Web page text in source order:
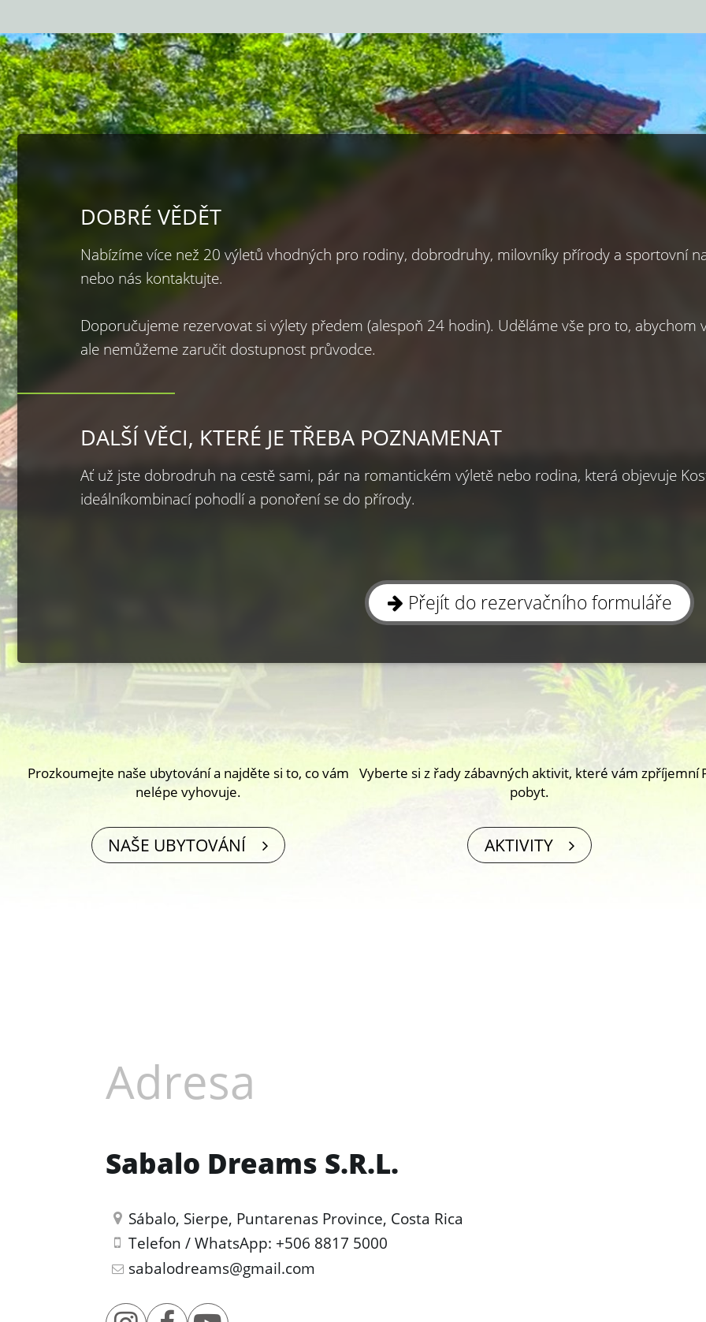
DOBRÉ VĚDĚT
Nabízíme více než 20 výletů vhodných pro rodiny, dobrodruhy, milovníky přírody a sportovní
nebo nás kontaktujte.
Doporučujeme rezervovat si výlety předem (alespoň 24 hodin). Uděláme vše pro to, abychom
ale nemůžeme zaručit dostupnost průvodce.
DALŠÍ VĚCI, KTERÉ JE TŘEBA POZNAMENAT
Ať už jste dobrodruh na cestě sami, pár na romantickém výletě nebo rodina, která objevuje
ideálníkombinací pohodlí a ponoření se do přírody.
Přejít do rezervačního formuláře
Prozkoumejte naše ubytování a najděte si to, co vám
nelépe vyhovuje.
NAŠE UBYTOVÁNÍ
Vyberte si z řady zábavných aktivit, které vám zpříjemní
pobyt.
AKTIVITY
Adresa
Sabalo Dreams S.R.L.
Sábalo, Sierpe, Puntarenas Province, Costa Rica
Telefon / WhatsApp: +506 8817 5000
sabalodreams@gmail.com